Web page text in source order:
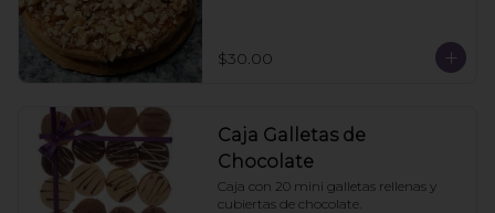
$30.00
Caja Galletas de
Chocolate
Caja con 20 mini galletas rellenas y
cubiertas de chocolate.